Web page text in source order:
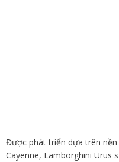
Được phát triển dựa trên
Cayenne, Lamborghini Urus